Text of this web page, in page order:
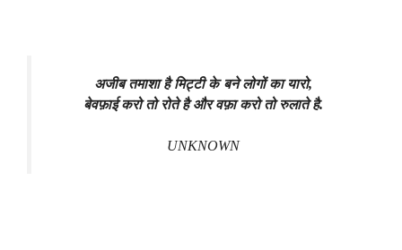
अजीब तमाशा है मिट्टी के बने लोगों का यारो,
बेवफ़ाई करो तो रोते है और वफ़ा करो तो रुलाते है.
UNKNOWN